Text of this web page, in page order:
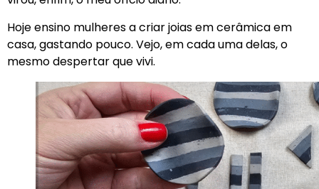
Hoje ensino mulheres a criar joias em cerâmica em
casa, gastando pouco. Vejo, em cada uma delas, o
mesmo despertar que vivi.